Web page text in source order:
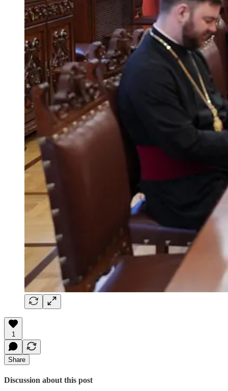
1
Share
Discussion about this post